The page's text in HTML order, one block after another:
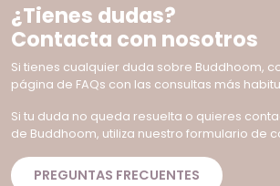
¿Tienes dudas?
Contacta con nosotros
Si tienes cualquier duda sobre Buddhoom,
página de FAQs con las consultas más
Si tu duda no queda resuelta o quieres
de Buddhoom, utiliza nuestro formulario de
PREGUNTAS FRECUENTES